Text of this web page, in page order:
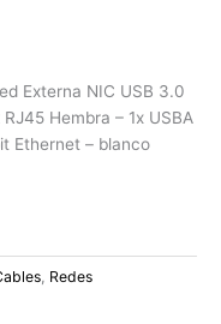
Externa NIC USB 3.0
Hembra – 1x USBA
Ethernet – blanco
, Redes